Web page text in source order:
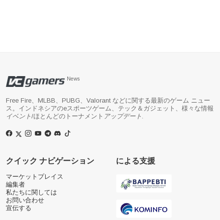
News
Free Fire、MLBB、PUBG、Valorant などに関する最新のゲーム ニュー
ス。インドネシアのeスポーツゲーム、テック＆ガジェット、様々な情報
イベント/ほとんどのトーナメント アップデート
クイック ナビゲーション
マーケットプレイス
編集者
私たちに関しては
お問い合わせ
宣伝する
による支援